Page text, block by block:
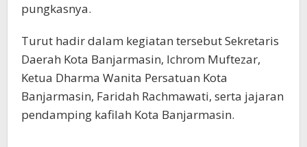
pungkasnya.
Turut hadir dalam kegiatan tersebut Sekretaris
Daerah Kota Banjarmasin, Ichrom Muftezar,
Ketua Dharma Wanita Persatuan Kota
Banjarmasin, Faridah Rachmawati, serta jajaran
pendamping kafilah Kota Banjarmasin.